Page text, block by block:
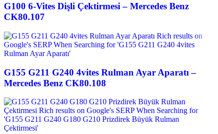
G100 6-Vites Dişli Çektirmesi – Mercedes Benz
CK80.107
G155 G211 G240 4vites Rulman Ayar Aparatı –
Mercedes Benz CK80.108